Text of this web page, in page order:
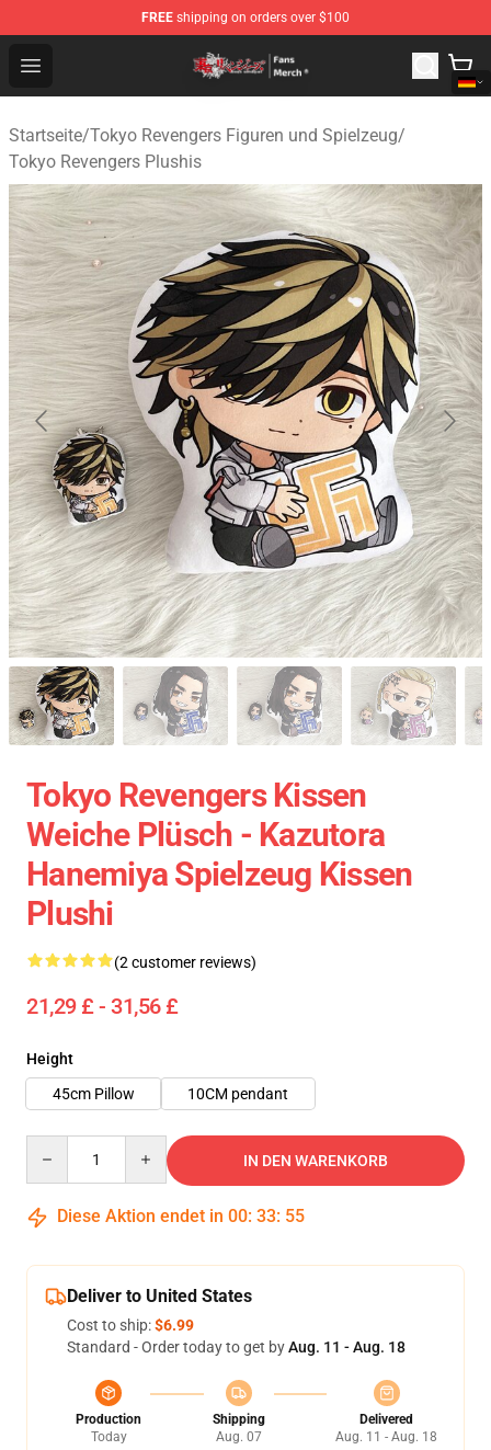
FREE shipping on orders over $100
Open menu
Tokyo Revengers Store - Official Tokyo Revengers
Startseite/Tokyo Revengers Figuren und Spielzeug/
Tokyo Revengers Plushis
Tokyo Revengers Kissen
Weiche Plüsch - Kazutora
Hanemiya Spielzeug Kissen
Plushi
(2 customer reviews)
21,29 £ - 31,56 £
Height
45cm Pillow
10CM pendant
IN DEN WARENKORB
Diese Aktion endet in 00: 33: 55
Deliver to United States
Cost to ship:$6.99
Standard - Order today to get byAug. 11 - Aug. 18
Production
Today
Shipping
Aug. 07
Delivered
Aug. 11 - Aug. 18